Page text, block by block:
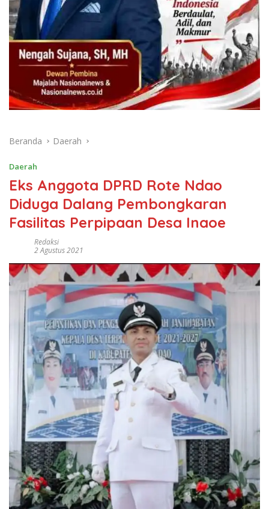
Beranda Daerah
Daerah
Eks Anggota DPRD Rote Ndao
Diduga Dalang Pembongkaran
Fasilitas Perpipaan Desa Inaoe
Redaksi
2 Agustus 2021